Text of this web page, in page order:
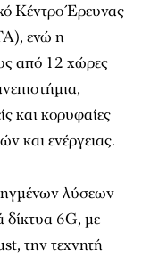
Κέντρο Έρευνας
ενώ η
από 12 χώρες
και κορυφαίες
και ενέργειας.
λύσεων
δίκτυα 6G, με
την τεχνητή